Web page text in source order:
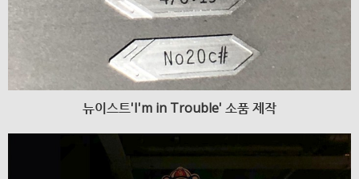
뉴이스트'I'm in Trouble' 소품 제작